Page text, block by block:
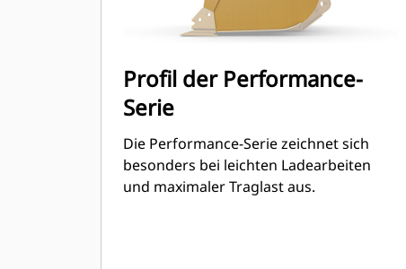
Profil der Performance-
Serie
Die Performance-Serie zeichnet sich
besonders bei leichten Ladearbeiten
und maximaler Traglast aus.